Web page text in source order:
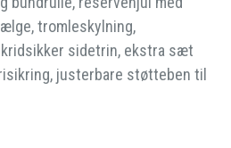
tromleskylning,
sidetrin, ekstra sæt
justerbare støtteben til